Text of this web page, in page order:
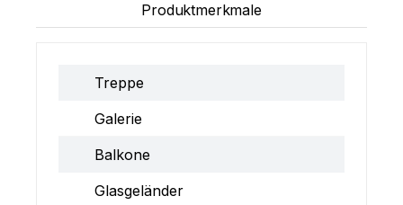
Produktmerkmale
Treppe
Galerie
Balkone
Glasgeländer